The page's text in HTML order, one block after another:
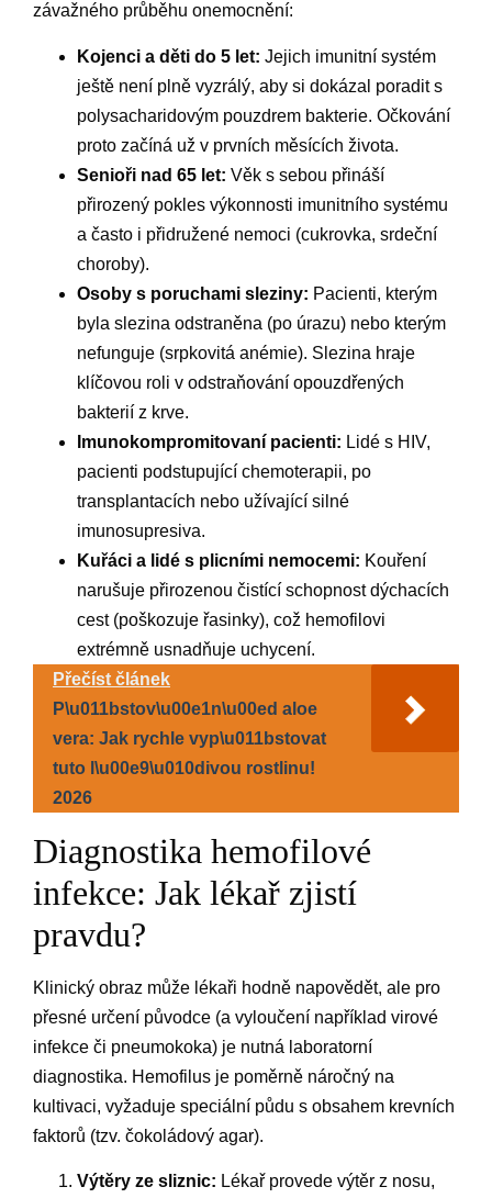
závažného průběhu onemocnění:
Kojenci a děti do 5 let: Jejich imunitní systém
ještě není plně vyzrálý, aby si dokázal poradit s
polysacharidovým pouzdrem bakterie. Očkování
proto začíná už v prvních měsících života.
Senioři nad 65 let: Věk s sebou přináší
přirozený pokles výkonnosti imunitního systému
a často i přidružené nemoci (cukrovka, srdeční
choroby).
Osoby s poruchami sleziny: Pacienti, kterým
byla slezina odstraněna (po úrazu) nebo kterým
nefunguje (srpkovitá anémie). Slezina hraje
klíčovou roli v odstraňování opouzdřených
bakterií z krve.
Imunokompromitovaní pacienti: Lidé s HIV,
pacienti podstupující chemoterapii, po
transplantacích nebo užívající silné
imunosupresiva.
Kuřáci a lidé s plicními nemocemi: Kouření
narušuje přirozenou čistící schopnost dýchacích
cest (poškozuje řasinky), což hemofilovi
extrémně usnadňuje uchycení.
Přečíst článek
P\u011bstov\u00e1n\u00ed aloe
vera: Jak rychle vyp\u011bstovat
tuto l\u00e9\u010divou rostlinu!
2026
Diagnostika hemofilové
infekce: Jak lékař zjistí
pravdu?
Klinický obraz může lékaři hodně napovědět, ale pro
přesné určení původce (a vyloučení například virové
infekce či pneumokoka) je nutná laboratorní
diagnostika. Hemofilus je poměrně náročný na
kultivaci, vyžaduje speciální půdu s obsahem krevních
faktorů (tzv. čokoládový agar).
Výtěry ze sliznic: Lékař provede výtěr z nosu,